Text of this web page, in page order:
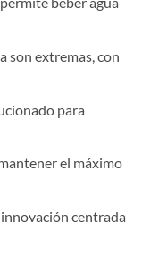
son extremas, con
para
el máximo
centrada